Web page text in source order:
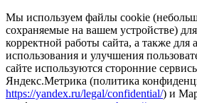
Мы используем файлы cookie
сохраняемые на вашем устройстве)
корректной работы сайта, а также для
использования и улучшения
сайте используются сторонние
Яндекс.Метрика (политика
https://yandex.ru/legal/confidential/) и